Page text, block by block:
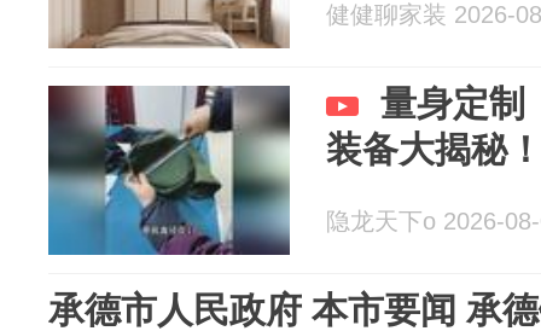
健健聊家装 2026-
量身定制
装备大揭秘
隐龙天下o 2026-
承德市人民政府 本市要闻 承